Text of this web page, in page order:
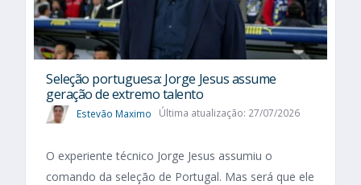
Seleção portuguesa: Jorge Jesus assume
geração de extremo talento
Estevão Maximo Última atualização: 27/07/2026
O experiente técnico Jorge Jesus assumiu o
comando da seleção de Portugal. Mas será que ele